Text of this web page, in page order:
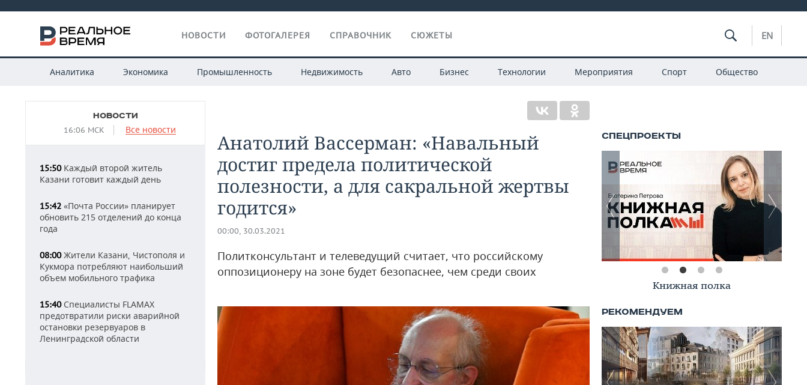
НОВОСТИ ФОТОГАЛЕРЕЯ СПРАВОЧНИК СЮЖЕТЫ EN
Аналитика Экономика Промышленность Недвижимость Авто Бизнес Технологии Мероприятия Спорт Общество
НОВОСТИ
16:06 МСК Все новости
15:50Каждый второй житель
Казани готовит каждый день
15:42 «Почта России» планирует
обновить 215 отделений до конца
года
08:00Жители Казани, Чистополя и
Кукмора потребляют наибольший
объем мобильного трафика
15:40Специалисты FLAMAX
предотвратили риски аварийной
остановки резервуаров в
Ленинградской области
Анатолий Вассерман: «Навальный
достиг предела политической
полезности, а для сакральной жертвы
годится»
00:00, 30.03.2021
Политконсультант и телеведущий считает, что российскому
оппозиционеру на зоне будет безопаснее, чем среди своих
Книжная полка